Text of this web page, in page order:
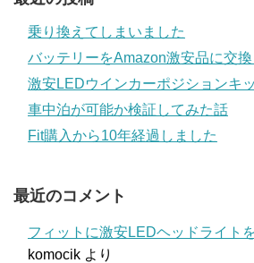
乗り換えてしまいました
バッテリーをAmazon激安品に交
激安LEDウインカーポジションキ
車中泊が可能か検証してみた話
Fit購入から10年経過しました
最近のコメント
フィットに激安LEDヘッドライト
komocik より